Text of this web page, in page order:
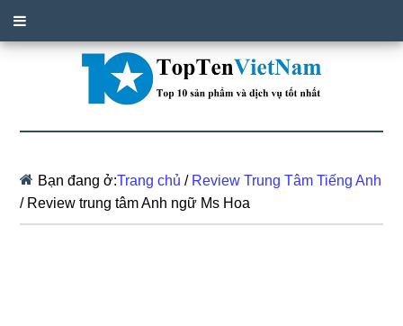
Bạn đang ở:Trang chủ / Review Trung Tâm Tiếng Anh
/Review trung tâm Anh ngữ Ms Hoa